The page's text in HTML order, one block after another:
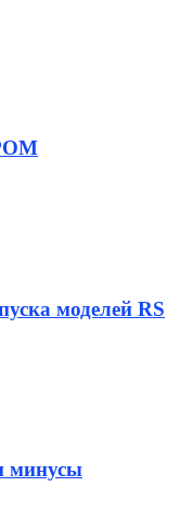
моделей RS
минусы